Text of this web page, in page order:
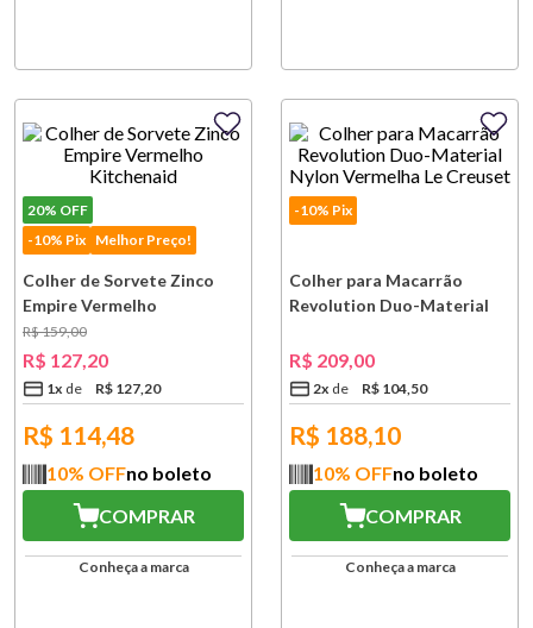
20% OFF
-10% Pix Melhor Preço!
Colher de Sorvete Zinco
Empire Vermelho
Kitchenaid
R$159,00
R$ 127,20
1x R$ 127,20
R$ 114,48
10% OFFno boleto
COMPRAR
Conheça a marca
-10% Pix
Colher para Macarrão
Revolution Duo-Material
R$ 209,00
2x R$ 104,50
R$ 188,10
10% OFFno boleto
COMPRAR
Conheça a marca